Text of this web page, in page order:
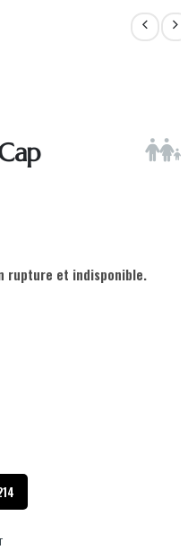
rupture et indisponible.